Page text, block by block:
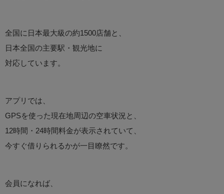
全国に日本最大級の約1500店舗と、
日本全国の主要駅・観光地に
対応しています。
アプリでは、
GPSを使った現在地周辺の空車状況と、
12時間・24時間料金が表示されていて、
今すぐ借りられるかが一目瞭然です。
会員になれば、